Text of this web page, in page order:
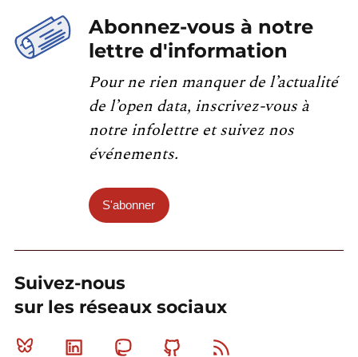
Abonnez-vous à notre
lettre d'information
Pour ne rien manquer de l’actualité
de l’open data, inscrivez-vous à
notre infolettre et suivez nos
événements.
S'abonner
Suivez-nous
sur les réseaux sociaux
Bluesky Linkedin MastodonGithub